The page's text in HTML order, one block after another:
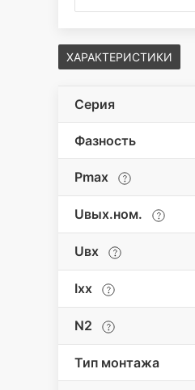
ХАРАКТЕРИСТИКИ
Серия
Фазность
Pmax
Uвых.ном.
Uвх
Iхх
N2
Тип монтажа